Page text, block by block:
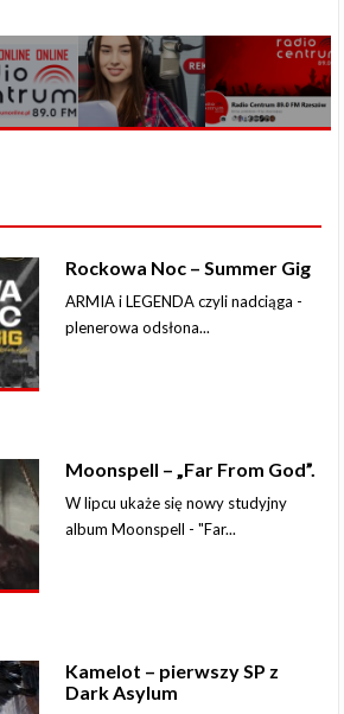
Rockowa Noc – Summer Gig
ARMIA i LEGENDA czyli nadciąga -
plenerowa odsłona...
Moonspell – „Far From God”.
W lipcu ukaże się nowy studyjny
album Moonspell - "Far...
Kamelot – pierwszy SP z
Dark Asylum